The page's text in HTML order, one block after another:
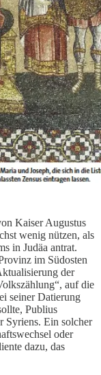
Kaiser Augustus
wenig nützen, als
in Judäa antrat.
im Südosten
der
auf die
seiner Datierung
Publius
Syriens. Ein solcher
oder
dazu, das